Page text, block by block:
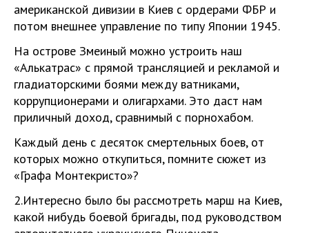
американской дивизии в Киев с ордерами ФБР и
потом внешнее управление по типу Японии 1945.
На острове Змеиный можно устроить наш
«Алькатрас» с прямой трансляцией и рекламой и
гладиаторскими боями между ватниками,
коррупционерами и олигархами. Это даст нам
приличный доход, сравнимый с порнохабом.
Каждый день с десяток смертельных боев, от
которых можно откупиться, помните сюжет из
«Графа Монтекристо»?
2.Интересно было бы рассмотреть марш на Киев,
какой нибудь боевой бригады, под руководством